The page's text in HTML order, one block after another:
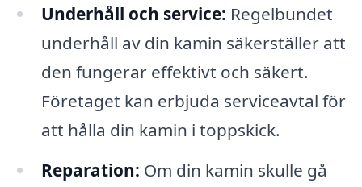
Underhåll och service: Regelbundet
underhåll av din kamin säkerställer att
den fungerar effektivt och säkert.
Företaget kan erbjuda serviceavtal för
att hålla din kamin i toppskick.
Reparation: Om din kamin skulle gå